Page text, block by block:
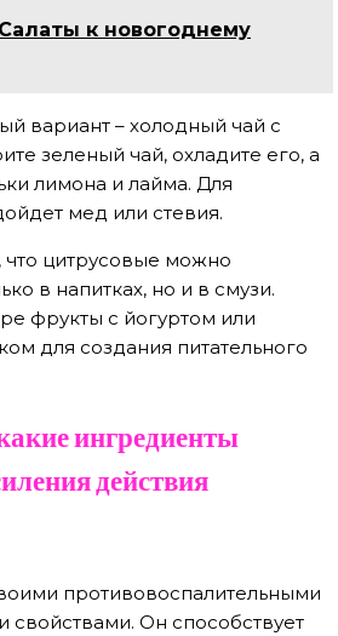
Салаты к новогоднему
вариант – холодный чай с
зеленый чай, охладите его, а
лимона и лайма. Для
мед или стевия.
что цитрусовые можно
в напитках, но и в смузи.
фрукты с йогуртом или
для создания питательного
ингредиенты
действия
противовоспалительными
свойствами. Он способствует